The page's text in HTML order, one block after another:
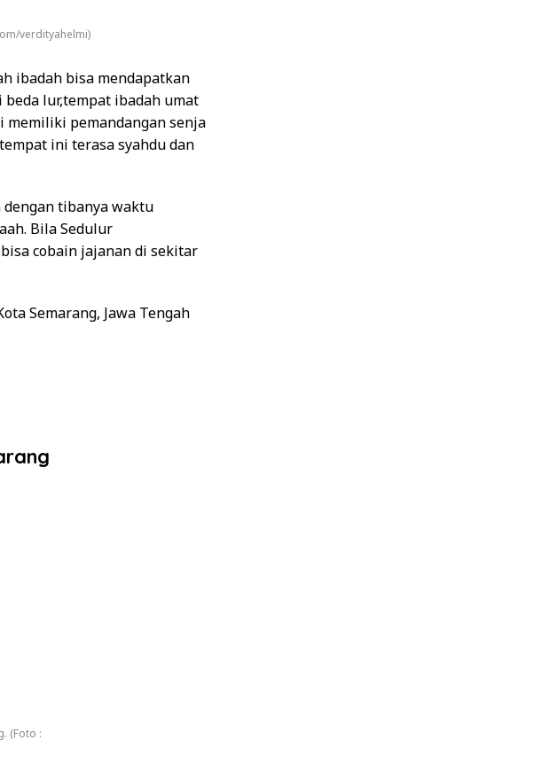
verdityahelmi)
ibadah bisa mendapatkan
beda lur,tempat ibadah umat
memiliki pemandangan senja
ini terasa syahdu dan
dengan tibanya waktu
Bila Sedulur
cobain jajanan di sekitar
Semarang, Jawa Tengah
(Foto :